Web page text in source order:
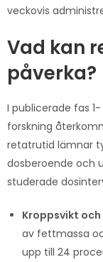
veckovis
Vad kan
påverka?
I publicerade fas
forskning
retatrutid lämnar
dosberoende och
studerade
Kroppsvikt
av fettmassa
upp till 24